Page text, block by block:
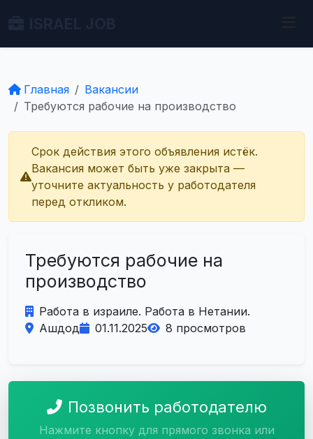
Главная
Вакансии
Требуются рабочие на производство
Срок действия этого объявления истёк.
Вакансия может быть уже закрыта —
уточните актуальность у работодателя
перед откликом.
Требуются рабочие на
производство
Работа в израиле. Работа в Нетании.
Ашдод
01.11.2025 8 просмотров
Позвонить работодателю
Нажмите кнопку для прямого звонка или